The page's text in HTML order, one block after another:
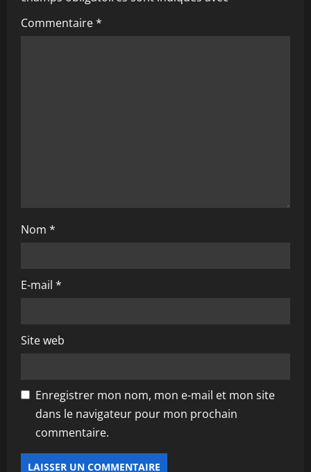
g
Commentaire*
Nom *
E-mail *
Site web
Enregistrer mon nom, mon e-mail et mon site
dans le navigateur pour mon prochain
commentaire.